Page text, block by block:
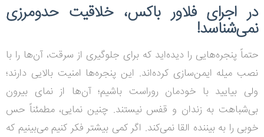
در اجرای فلاور باکس، خلاقیت حدومرزی
نمی‌شناسد!
حتماً پنجره‌هایی را دیده‌اید که برای جلوگیری از سرقت، آن‌ها را با
نصب میله ایمن‌سازی کرده‌اند. این پنجره‌ها امنیت بالایی دارند؛
ولی بیایید با خودمان روراست باشیم؛ آن‌ها از نمای بیرون
بی‌شباهت به زندان و قفس نیستند. چنین نمایی، مطمئناً حس
خوبی را به بیننده القا نمی‌کند. اگر کمی بیشتر فکر کنیم می‌بینیم که